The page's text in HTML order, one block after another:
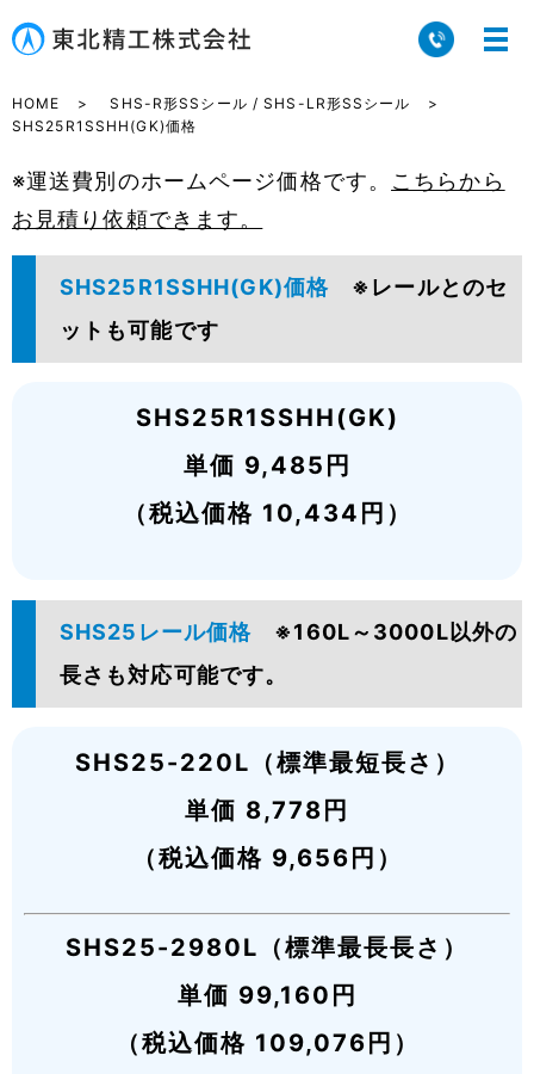
HOME
SHS-R形SSシール / SHS-LR形SSシール
SHS25R1SSHH(GK)価格
※運送費別のホームページ価格です。 こちらから
お見積り依頼できます。
SHS25R1SSHH(GK)価格 ※レールとのセ
ットも可能です
SHS25R1SSHH(GK)
単価 9,485円
（税込価格 10,434円）
SHS25レール価格 ※160L～3000L以外の
長さも対応可能です。
SHS25-220L（標準最短長さ）
単価 8,778円
（税込価格 9,656円）
SHS25-2980L（標準最長長さ）
単価 99,160円
（税込価格 109,076円）